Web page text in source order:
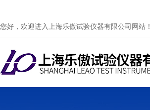
您好，欢迎进入上海乐傲试验仪器有限公司网站！